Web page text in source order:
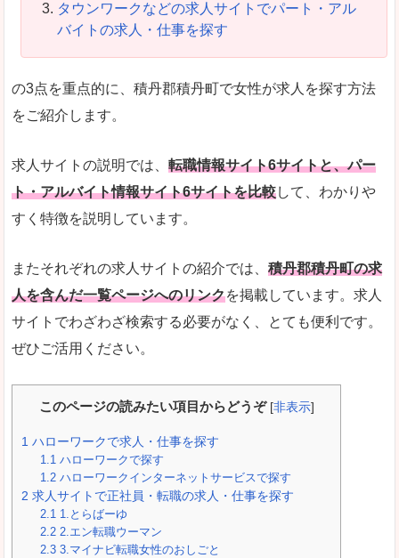
タウンワークなどの求人サイトでパート・アル
バイトの求人・仕事を探す
の3点を重点的に、積丹郡積丹町で女性が求人を探す方法
をご紹介します。
求人サイトの説明では、 転職情報サイト6サイトと、パー
ト・アルバイト情報サイト6サイトを比較して、わかりや
すく特徴を説明しています。
またそれぞれの求人サイトの紹介では、 積丹郡積丹町の求
人を含んだ一覧ページへのリンクを掲載しています。求人
サイトでわざわざ検索する必要がなく、とても便利です。
ぜひご活用ください。
このページの読みたい項目からどうぞ [非表示]
1 ハローワークで求人・仕事を探す
1.1 ハローワークで探す
1.2 ハローワークインターネットサービスで探す
2 求人サイトで正社員・転職の求人・仕事を探す
2.1 1.とらばーゆ
2.2 2.エン転職ウーマン
2.3 3.マイナビ転職女性のおしごと